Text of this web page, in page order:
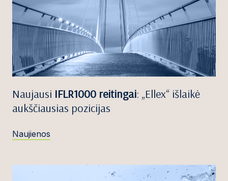
Naujausi IFLR1000 reitingai: „Ellex“ išlaikė
aukščiausias pozicijas
Naujienos